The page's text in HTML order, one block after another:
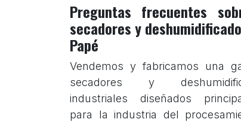
Preguntas frecuentes
secadores y
Papé
Vendemos y fabricamos una
secadores y
industriales diseñados
para la industria del